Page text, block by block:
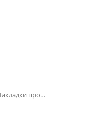
Накладки противоскользящие резиновые